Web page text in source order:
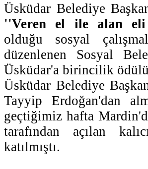
Üsküdar Belediye
''Veren el ile alan eli
olduğu sosyal
düzenlenen Sosyal
Üsküdar'a birincilik
Üsküdar Belediye
Tayyip Erdoğan'dan
geçtiğimiz hafta
tarafından açılan
katılmıştı.